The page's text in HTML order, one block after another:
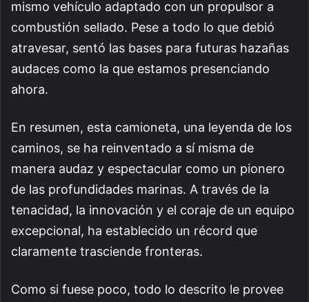
mismo vehículo adaptado con un propulsor a
combustión sellado. Pese a todo lo que debió
atravesar, sentó las bases para futuras hazañas
audaces como la que estamos presenciando
ahora.
En resumen, esta camioneta, una leyenda de los
caminos, se ha reinventado a sí misma de
manera audaz y espectacular como un pionero
de las profundidades marinas. A través de la
tenacidad, la innovación y el coraje de un equipo
excepcional, ha establecido un récord que
claramente trasciende fronteras.
Como si fuese poco, todo lo descrito le provee